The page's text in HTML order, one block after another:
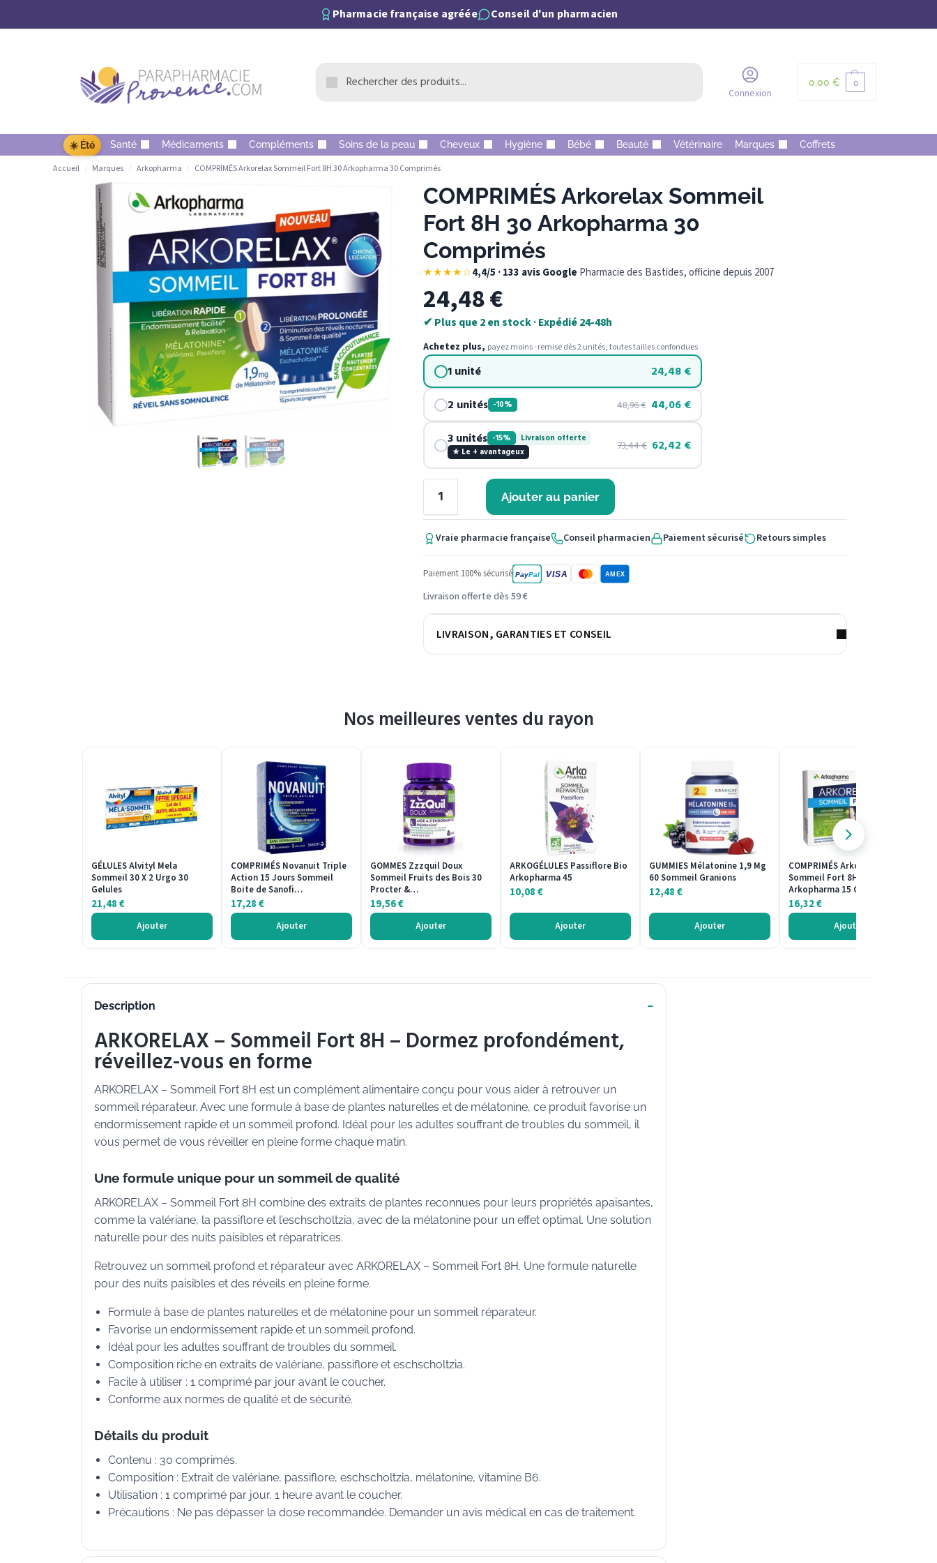
Pharmacie française agréée Conseil d'un pharmacien
Connexion
0,00 € 0
☀️ Été Santé Médicaments Compléments Soins de la peau Cheveux Hygiène Bébé Beauté Vétérinaire Marques Coffrets
Accueil / Marques / Arkopharma / COMPRIMÉS Arkorelax Sommeil Fort 8H 30 Arkopharma 30 Comprimés
COMPRIMÉS Arkorelax Sommeil
Fort 8H 30 Arkopharma 30
Comprimés
★★★★☆4,4/5 · 133 avis Google·Pharmacie des Bastides, officine depuis 2007
24,48€
✔ Plus que 2 en stock · Expédié 24-48h
Achetez plus, payez moins · remise dès 2 unités, toutes tailles confondues
1 unité 24,48€
2 unités -10% 48,96€ 44,06€
3 unités -15%
Livraison offerte
★ Le + avantageux
73,44€ 62,42 €
Ajouter au panier
Vraie pharmacie française Conseil pharmacien Paiement sécurisé Retours simples
Paiement 100% sécurisé PayPal VISA AMEX
Livraison offerte dès 59 €
LIVRAISON, GARANTIES ET CONSEIL
Nos meilleures ventes du rayon
GÉLULES Alvityl Mela
Sommeil 30 X 2 Urgo 30
Gelules
21,48€
Ajouter
COMPRIMÉS Novanuit Triple
Action 15 Jours Sommeil
Boite de Sanofi…
17,28€
Ajouter
GOMMES Zzzquil Doux
Sommeil Fruits des Bois 30
Procter &…
19,56€
Ajouter
ARKOGÉLULES Passiflore Bio
Arkopharma 45
10,08€
Ajouter
GUMMIES Mélatonine 1,9 Mg
60 Sommeil Granions
12,48€
Ajouter
COMPRIMÉS Arkorelax
Sommeil Fort 8H 15
Arkopharma 15 Comprimés
16,32€
Ajouter
Description
ARKORELAX – Sommeil Fort 8H – Dormez profondément,
réveillez-vous en forme
ARKORELAX – Sommeil Fort 8H est un complément alimentaire conçu pour vous aider à retrouver un
sommeil réparateur. Avec une formule à base de plantes naturelles et de mélatonine, ce produit favorise un
endormissement rapide et un sommeil profond. Idéal pour les adultes souffrant de troubles du sommeil, il
vous permet de vous réveiller en pleine forme chaque matin.
Une formule unique pour un sommeil de qualité
ARKORELAX – Sommeil Fort 8H combine des extraits de plantes reconnues pour leurs propriétés apaisantes,
comme la valériane, la passiflore et l’eschscholtzia, avec de la mélatonine pour un effet optimal. Une solution
naturelle pour des nuits paisibles et réparatrices.
Retrouvez un sommeil profond et réparateur avec ARKORELAX – Sommeil Fort 8H. Une formule naturelle
pour des nuits paisibles et des réveils en pleine forme.
Formule à base de plantes naturelles et de mélatonine pour un sommeil réparateur.
Favorise un endormissement rapide et un sommeil profond.
Idéal pour les adultes souffrant de troubles du sommeil.
Composition riche en extraits de valériane, passiflore et eschscholtzia.
Facile à utiliser : 1 comprimé par jour avant le coucher.
Conforme aux normes de qualité et de sécurité.
Détails du produit
Contenu : 30 comprimés.
Composition : Extrait de valériane, passiflore, eschscholtzia, mélatonine, vitamine B6.
Utilisation : 1 comprimé par jour, 1 heure avant le coucher.
Précautions : Ne pas dépasser la dose recommandée. Demander un avis médical en cas de traitement.